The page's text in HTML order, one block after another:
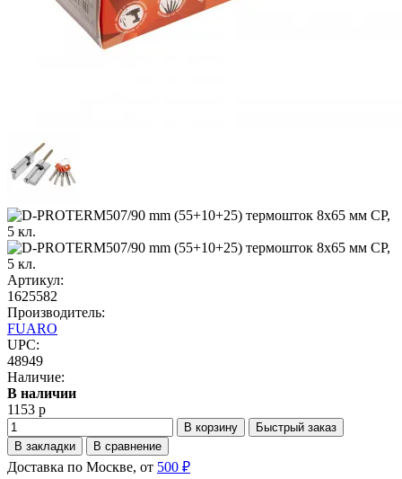
Артикул:
1625582
Производитель:
FUARO
UPC:
48949
Наличие:
В наличии
1153 р
В корзину
Быстрый заказ
В закладки
В сравнение
Доставка по Москве, от 500 ₽